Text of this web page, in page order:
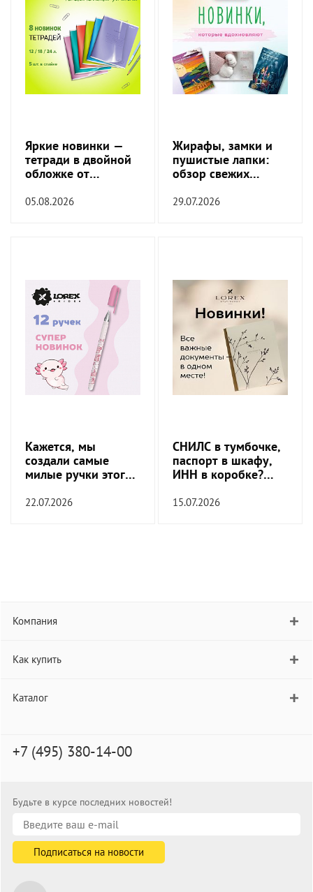
Яркие новинки —
тетради в двойной
обложке от
05.08.2026
Жирафы, замки и
пушистые лапки:
обзор свежих
29.07.2026
Кажется, мы
создали самые
милые ручки этого
22.07.2026
СНИЛС в тумбочке,
паспорт в шкафу,
ИНН в коробке?
прекратить!
15.07.2026
Компания
Как купить
Каталог
+7 (495) 380-14-00
Будьте в курсе последних новостей!